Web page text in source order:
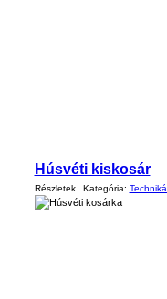
Húsvéti kiskosár
Részletek Kategória: